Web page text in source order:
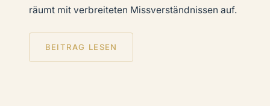
räumt mit verbreiteten Missverständnissen auf.
BEITRAG LESEN